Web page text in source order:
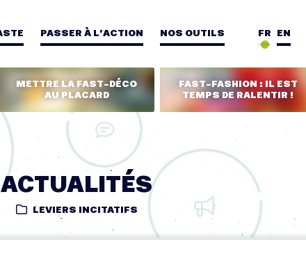
PASSER À L’ACTION NOS OUTILS EN
FR
METTRE LA FAST-DÉCO
AU PLACARD
FAST-FASHION : IL EST
TEMPS DE RALENTIR !
ACTUALITÉS
LEVIERS INCITATIFS